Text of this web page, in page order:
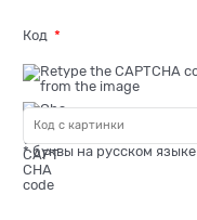
Код
* буквы на русском языке